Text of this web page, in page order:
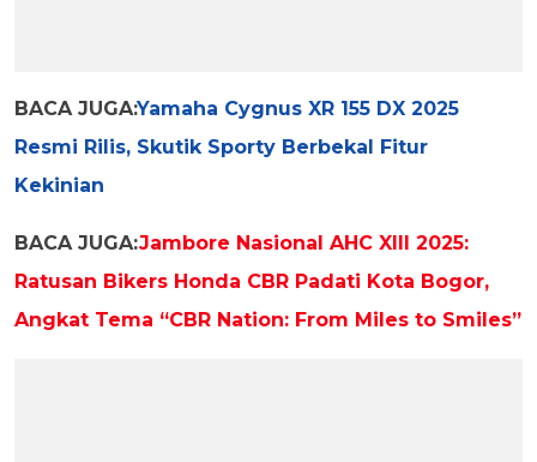
BACA JUGA:Yamaha Cygnus XR 155 DX 2025
Resmi Rilis, Skutik Sporty Berbekal Fitur
Kekinian
BACA JUGA:Jambore Nasional AHC XIII 2025:
Ratusan Bikers Honda CBR Padati Kota Bogor,
Angkat Tema “CBR Nation: From Miles to Smiles”